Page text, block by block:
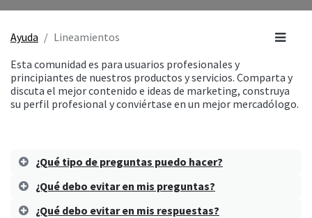
Ayuda
Lineamientos
Esta comunidad es para usuarios profesionales y
principiantes de nuestros productos y servicios. Comparta y
discuta el mejor contenido e ideas de marketing, construya
su perfil profesional y conviértase en un mejor mercadólogo.
¿Qué tipo de preguntas puedo hacer?
¿Qué debo evitar en mis preguntas?
¿Qué debo evitar en mis respuestas?